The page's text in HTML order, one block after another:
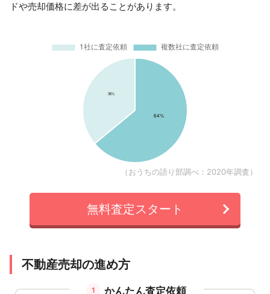
ドや売却価格に差が出ることがあります。
（おうちの語り部調べ：2020年調査）
無料査定スタート
不動産売却の進め方
1
かんたん査定依頼